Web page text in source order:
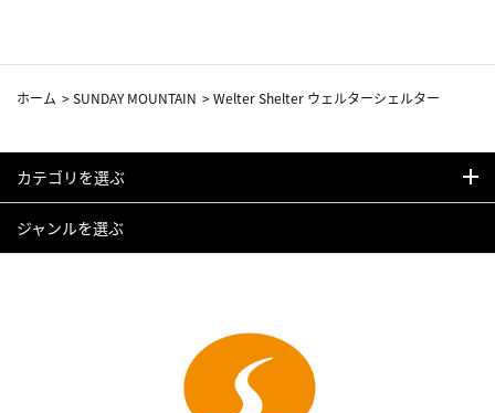
ホーム >SUNDAY MOUNTAIN >Welter Shelter ウェルターシェルター
カテゴリを選ぶ
ジャンルを選ぶ